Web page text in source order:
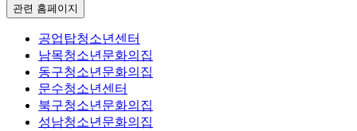
관련 홈페이지
공업탑청소년센터
남목청소년문화의집
동구청소년문화의집
문수청소년센터
북구청소년문화의집
성남청소년문화의집